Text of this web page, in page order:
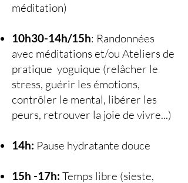
méditation)
10h30-14h/15h: Randonnées
avec méditations et/ou Ateliers de
pratique yoguique (relâcher le
stress, guérir les émotions,
contrôler le mental, libérer les
peurs, retrouver la joie de vivre...)
14h: Pause hydratante douce
15h -17h: Temps libre (sieste,